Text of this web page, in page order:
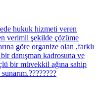
hukuk hizmeti veren
verimli şekilde çözüme
göre organize olan ,farklı
danışman kadrosuna ve
bir müvekkil ağına sahip